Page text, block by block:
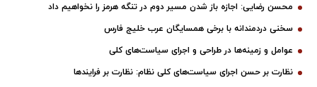
محسن رضایی: اجازه باز شدن مسیر دوم در تنگه هرمز را نخواهیم داد
سخنی دردمندانه با برخی همسایگان عرب خلیج فارس
عوامل و زمینه‌ها در طراحی و اجرای سیاست‌های کلی
نظارت بر حسن اجرای سیاست‌های کلی نظام: نظارت بر فرایندها